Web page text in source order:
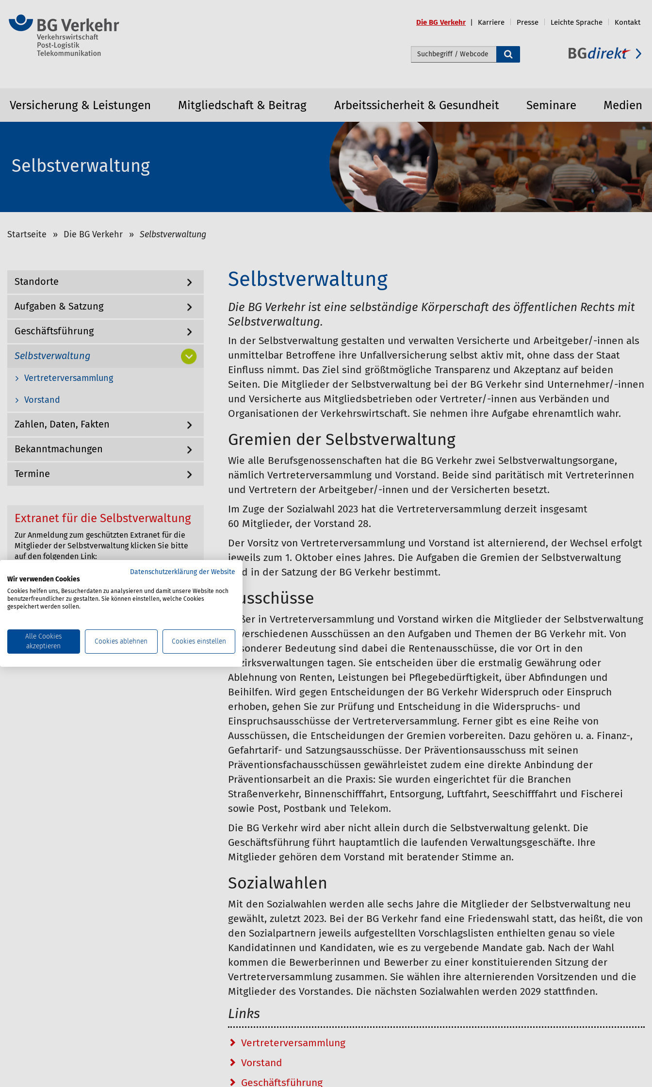
Die BG Verkehr Karriere Presse Leichte Sprache Kontakt
Webseite durchsuchen
Versicherung & Leistungen Mitgliedschaft & Beitrag Arbeitssicherheit & Gesundheit Seminare Medien
Selbstverwaltung
S
Startseite Die BG Verkehr Selbstverwaltung
Selbstverwaltung
Die BG Verkehr ist eine selbständige Körperschaft des öffentlichen Rechts mit
Selbstverwaltung.
In der Selbstverwaltung gestalten und verwalten Versicherte und Arbeitgeber/-innen als
unmittelbar Betroffene ihre Unfallversicherung selbst aktiv mit, ohne dass der Staat
Einfluss nimmt. Das Ziel sind größtmögliche Transparenz und Akzeptanz auf beiden
Seiten. Die Mitglieder der Selbstverwaltung bei der BG Verkehr sind Unternehmer/-innen
und Versicherte aus Mitgliedsbetrieben oder Vertreter/-innen aus Verbänden und
Organisationen der Verkehrswirtschaft. Sie nehmen ihre Aufgabe ehrenamtlich wahr.
Gremien der Selbstverwaltung
Wie alle Berufsgenossenschaften hat die BG Verkehr zwei Selbstverwaltungsorgane,
nämlich Vertreterversammlung und Vorstand. Beide sind paritätisch mit Vertreterinnen
und Vertretern der Arbeitgeber/-innen und der Versicherten besetzt.
Im Zuge der Sozialwahl 2023 hat die Vertreterversammlung derzeit insgesamt
60 Mitglieder, der Vorstand 28.
Der Vorsitz von Vertreterversammlung und Vorstand ist alternierend, der Wechsel erfolgt
jeweils zum 1. Oktober eines Jahres. Die Aufgaben die Gremien der Selbstverwaltung
sind in der Satzung der BG Verkehr bestimmt.
Ausschüsse
Außer in Vertreterversammlung und Vorstand wirken die Mitglieder der Selbstverwaltung
in verschiedenen Ausschüssen an den Aufgaben und Themen der BG Verkehr mit. Von
besonderer Bedeutung sind dabei die Rentenausschüsse, die vor Ort in den
Bezirksverwaltungen tagen. Sie entscheiden über die erstmalig Gewährung oder
Ablehnung von Renten, Leistungen bei Pflegebedürftigkeit, über Abfindungen und
Beihilfen. Wird gegen Entscheidungen der BG Verkehr Widerspruch oder Einspruch
erhoben, gehen Sie zur Prüfung und Entscheidung in die Widerspruchs- und
Einspruchsausschüsse der Vertreterversammlung. Ferner gibt es eine Reihe von
Ausschüssen, die Entscheidungen der Gremien vorbereiten. Dazu gehören u. a. Finanz-,
Gefahrtarif- und Satzungsausschüsse. Der Präventionsausschuss mit seinen
Präventionsfachausschüssen gewährleistet zudem eine direkte Anbindung der
Präventionsarbeit an die Praxis: Sie wurden eingerichtet für die Branchen
Straßenverkehr, Binnenschifffahrt, Entsorgung, Luftfahrt, Seeschifffahrt und Fischerei
sowie Post, Postbank und Telekom.
Die BG Verkehr wird aber nicht allein durch die Selbstverwaltung gelenkt. Die
Geschäftsführung führt hauptamtlich die laufenden Verwaltungsgeschäfte. Ihre
Mitglieder gehören dem Vorstand mit beratender Stimme an.
Sozialwahlen
Mit den Sozialwahlen werden alle sechs Jahre die Mitglieder der Selbstverwaltung neu
gewählt, zuletzt 2023. Bei der BG Verkehr fand eine Friedenswahl statt, das heißt, die von
den Sozialpartnern jeweils aufgestellten Vorschlagslisten enthielten genau so viele
Kandidatinnen und Kandidaten, wie es zu vergebende Mandate gab. Nach der Wahl
kommen die Bewerberinnen und Bewerber zu einer konstituierenden Sitzung der
Vertreterversammlung zusammen. Sie wählen ihre alternierenden Vorsitzenden und die
Mitglieder des Vorstandes. Die nächsten Sozialwahlen werden 2029 stattfinden.
Links
Vertreterversammlung
Vorstand
Geschäftsführung
Standorte
Aufgaben & Satzung
Geschäftsführung
Selbstverwaltung
Vertreterversammlung
Vorstand
Zahlen, Daten, Fakten
Bekanntmachungen
Termine
Extranet für die Selbstverwaltung
Zur Anmeldung zum geschützten Extranet für die
Mitglieder der Selbstverwaltung klicken Sie bitte
auf den folgenden Link:
Datenschutzerklärung der Website
Wir verwenden Cookies
Cookies helfen uns, Besucherdaten zu analysieren und damit unsere Website noch
benutzerfreundlicher zu gestalten. Sie können einstellen, welche Cookies
gespeichert werden sollen.
Alle Cookies
akzeptieren
Cookies ablehnen Cookies einstellen